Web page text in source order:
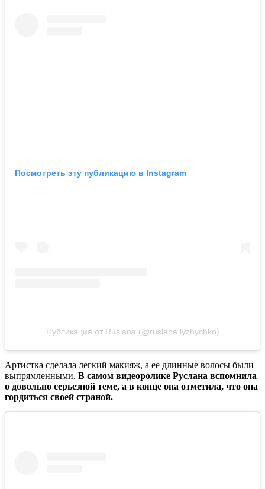
Посмотреть эту публикацию в Instagram
Публикация от Ruslana (@ruslana.lyzhychko)
Артистка сделала легкий макияж, а ее длинные волосы были
выпрямленными. В самом видеоролике Руслана вспомнила
о довольно серьезной теме, а в конце она отметила, что она
гордиться своей страной.